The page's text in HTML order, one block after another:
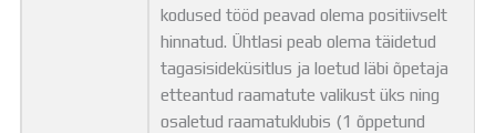
kodused tööd peavad olema positiivselt
hinnatud. Ühtlasi peab olema täidetud
tagasisideküsitlus ja loetud läbi õpetaja
etteantud raamatute valikust üks ning
osaletud raamatuklubis (1 õppetund